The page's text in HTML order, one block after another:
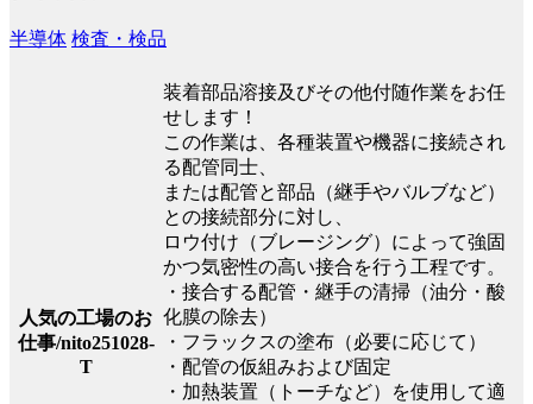
半導体 検査・検品
人気の工場のお
仕事/nito251028-
T
装着部品溶接及びその他付随作業をお任
せします！
この作業は、各種装置や機器に接続され
る配管同士、
または配管と部品（継手やバルブなど）
との接続部分に対し、
ロウ付け（ブレージング）によって強固
かつ気密性の高い接合を行う工程です。
・接合する配管・継手の清掃（油分・酸
化膜の除去）
・フラックスの塗布（必要に応じて）
・配管の仮組みおよび固定
・加熱装置（トーチなど）を使用して適